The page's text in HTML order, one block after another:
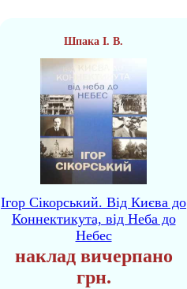
Шпака І. В.
Ігор Сікорський. Від Києва до
Коннектикута, від Неба до
Небес
наклад вичерпано
грн.